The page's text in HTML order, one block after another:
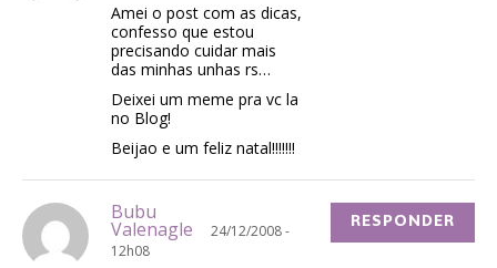
Amei o post com as dicas,
confesso que estou
precisando cuidar mais
das minhas unhas rs…
Deixei um meme pra vc la
no Blog!
Beijao e um feliz natal!!!!!!!
Bubu
Valenagle
24/12/2008 -
12h08
RESPONDER